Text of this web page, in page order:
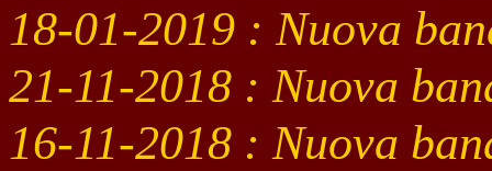
18-01-2019 : Nuova
21-11-2018 : Nuova
16-11-2018 : Nuova